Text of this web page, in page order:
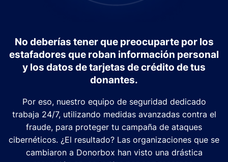
No deberías tener que preocuparte por los
estafadores que roban información personal
y los datos de tarjetas de crédito de tus
donantes.
Por eso, nuestro equipo de seguridad dedicado
trabaja 24/7, utilizando medidas avanzadas contra el
fraude, para proteger tu campaña de ataques
cibernéticos. ¿El resultado? Las organizaciones que se
cambiaron a Donorbox han visto una drástica